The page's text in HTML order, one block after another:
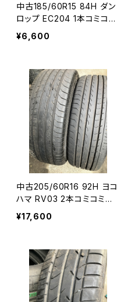
中古185/60R15 84H ダン
ロップ EC204 1本コミコミ
セット
¥6,600
中古205/60R16 92H ヨコ
ハマ RV03 2本コミコミセ
ット
¥17,600